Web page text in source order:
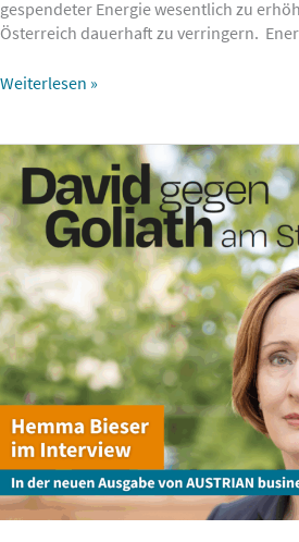
gespendeter Energie wesentlich zu
Österreich dauerhaft zu verringern.
Weiterlesen »
David
gegen
Goliath:
Wie
Bürger:innen
den
Strommarkt
verändern